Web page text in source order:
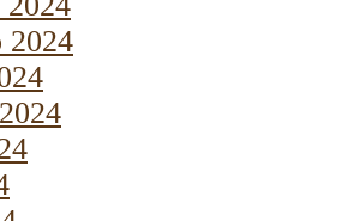
2024